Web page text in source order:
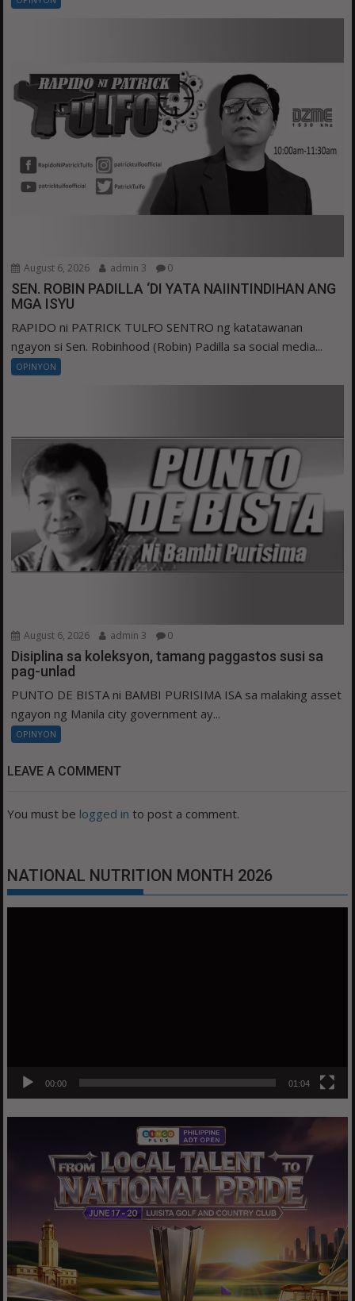
August 6, 2026 admin 3 0
SEN. ROBIN PADILLA ‘DI YATA NAIINTINDIHAN ANG
MGA ISYU
RAPIDO ni PATRICK TULFO SENTRO ng katatawanan
ngayon si Sen. Robinhood (Robin) Padilla sa social media...
OPINYON
August 6, 2026 admin 3 0
Disiplina sa koleksyon, tamang paggastos susi sa
pag-unlad
PUNTO DE BISTA ni BAMBI PURISIMA ISA sa malaking asset
ngayon ng Manila city government ay...
OPINYON
LEAVE A COMMENT
You must be logged in to post a comment.
NATIONAL NUTRITION MONTH 2026
00:00 01:04